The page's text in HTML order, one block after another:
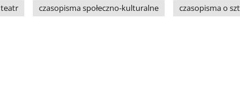
teatr czasopisma społeczno-kulturalne czasopisma o